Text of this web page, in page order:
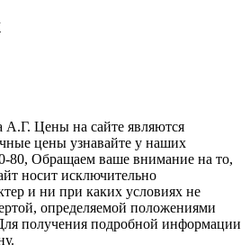
Цены на сайте являются
цены узнавайте у наших
80, Обращаем ваше внимание на то,
носит исключительно
и ни при каких условиях не
определяемой положениями
получения подробной информации